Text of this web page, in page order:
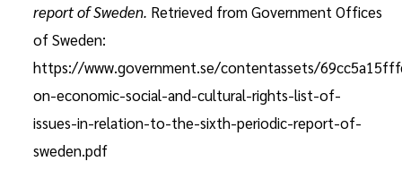
report of Sweden. Retrieved from Government Offices
of Sweden:
https://www.government.se/contentassets/
on-economic-social-and-cultural-rights-list-of-
issues-in-relation-to-the-sixth-periodic-report-of-
sweden.pdf